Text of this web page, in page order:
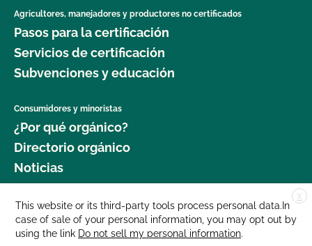
Agricultores, manejadores y productores no certificados
Pasos para la certificación
Servicios de certificación
Subvenciones y educación
Consumidores y minoristas
¿Por qué orgánico?
Directorio orgánico
Noticias
Donar
Carreras profesionales
Sala de prensa
X
This website or its third-party tools process personal data.In
case of sale of your personal information, you may opt out by
using the link Do not sell my personal information.